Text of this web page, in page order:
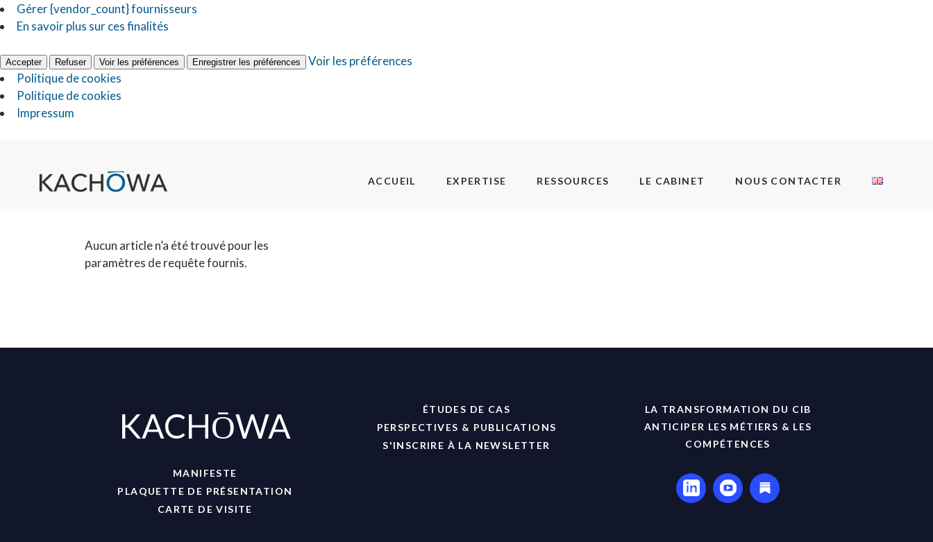
Gérer {vendor_count} fournisseurs
En savoir plus sur ces finalités
Accepter Refuser Voir les préférences Enregistrer les préférences
Voir les préférences
Politique de cookies
Politique de cookies
Impressum
ACCUEIL EXPERTISE RESSOURCES LE CABINET NOUS CONTACTER
Aucun article n’a été trouvé pour les
paramètres de requête fournis.
KACHŌWA
MANIFESTE
PLAQUETTE DE PRÉSENTATION
CARTE DE VISITE
ÉTUDES DE CAS
PERSPECTIVES & PUBLICATIONS
S'INSCRIRE À LA NEWSLETTER
LA TRANSFORMATION DU CIB
ANTICIPER LES MÉTIERS & LES
COMPÉTENCES